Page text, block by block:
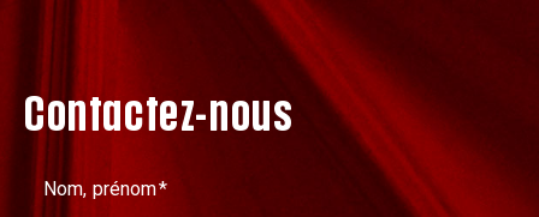
Contactez-nous
Nom, prénom